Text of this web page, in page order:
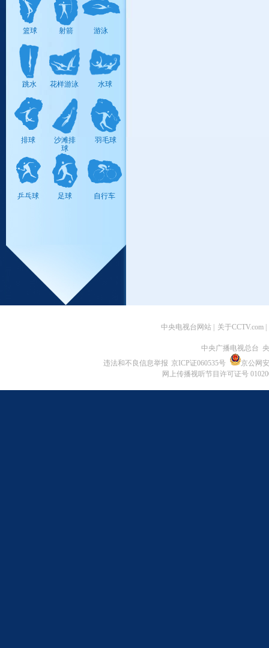
篮球 射箭 游泳
跳水 花样游泳 水球
排球
沙滩排
球
羽毛球
乒乓球 足球 自行车
中央电视台网站 关于CCTV.com
中央广播电视总台
违法和不良信息举报 京ICP证060535号
京公网
网上传播视听节目许可证号